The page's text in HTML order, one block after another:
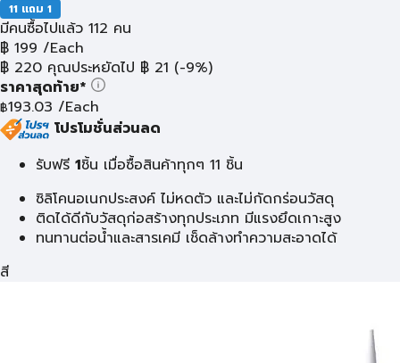
11 แถม 1
มีคนซื้อไปแล้ว 112 คน
฿ 199 /Each
฿ 220 คุณประหยัดไป ฿ 21 (-9%)
ราคาสุดท้าย*
฿193.03 /Each
โปรโมชั่นส่วนลด
รับฟรี 1ชิ้น เมื่อซื้อสินค้าทุกๆ 11 ชิ้น
ซิลิโคนอเนกประสงค์ ไม่หดตัว และไม่กัดกร่อนวัสดุ
ติดได้ดีกับวัสดุก่อสร้างทุกประเภท มีแรงยึดเกาะสูง
ทนทานต่อน้ำและสารเคมี เช็ดล้างทำความสะอาดได้
สี